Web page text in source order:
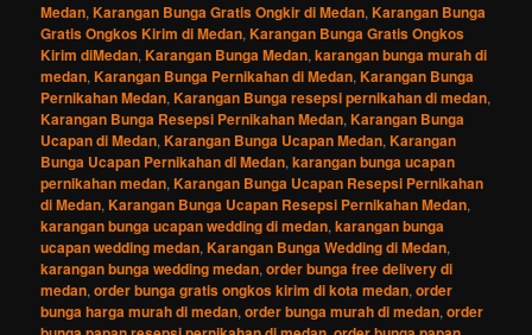
Medan,Karangan Bunga Gratis Ongkir di Medan,Karangan Bunga
Gratis Ongkos Kirim di Medan,Karangan Bunga Gratis Ongkos
Kirim diMedan,Karangan Bunga Medan,karangan bunga murah di
medan,Karangan Bunga Pernikahan di Medan,Karangan Bunga
Pernikahan Medan,Karangan Bunga resepsi pernikahan di medan,
Karangan Bunga Resepsi Pernikahan Medan,Karangan Bunga
Ucapan di Medan,Karangan Bunga Ucapan Medan,Karangan
Bunga Ucapan Pernikahan di Medan,karangan bunga ucapan
pernikahan medan,Karangan Bunga Ucapan Resepsi Pernikahan
di Medan,Karangan Bunga Ucapan Resepsi Pernikahan Medan,
karangan bunga ucapan wedding di medan,karangan bunga
ucapan wedding medan,Karangan Bunga Wedding di Medan,
karangan bunga wedding medan,order bunga free delivery di
medan,order bunga gratis ongkos kirim di kota medan,order
bunga harga murah di medan,order bunga murah di medan,order